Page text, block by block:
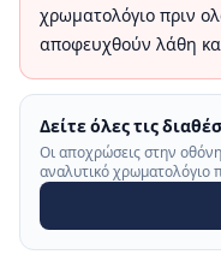
χρωματολόγιο πριν
αποφευχθούν λάθη
Δείτε όλες τις
Οι αποχρώσεις στην
αναλυτικό χρωματολόγιο